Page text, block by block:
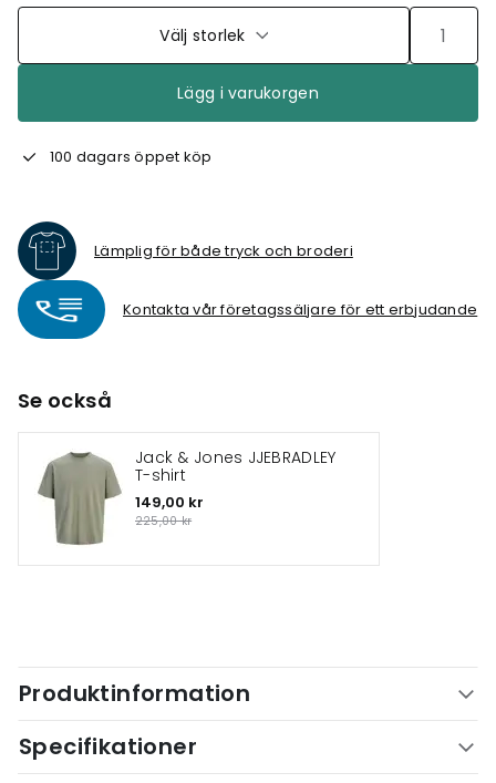
Välj storlek
Lägg i varukorgen
100 dagars öppet köp
Lämplig för både tryck och broderi
Kontakta vår företagssäljare för ett erbjudande
Se också
Jack & Jones JJEBRADLEY
T-shirt
149,00 kr
225,00 kr
Produktinformation
Specifikationer